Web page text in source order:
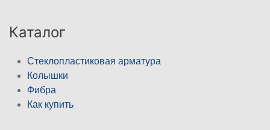
Каталог
Стеклопластиковая арматура
Колышки
Фибра
Как купить